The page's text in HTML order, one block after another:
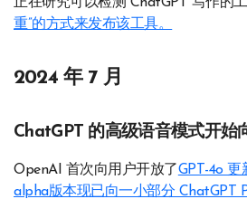
重”的方式来发布该工具。
2024 年 7 月
ChatGPT 的高级语音模式开始
OpenAI 首次向用户开放了GPT-4o 更
alpha版本现已向一小部分 ChatGPT